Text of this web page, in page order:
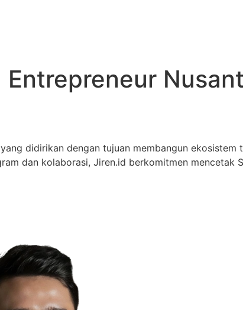
Entrepreneur
didirikan dengan tujuan membangun
dan kolaborasi, Jiren.id berkomitmen mencetak